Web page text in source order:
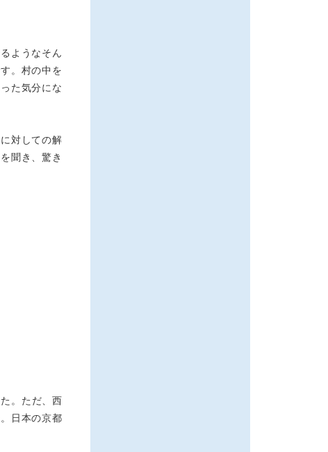
ようなそん
。村の中を
た気分にな
対しての解
聞き、驚き
。ただ、西
日本の京都